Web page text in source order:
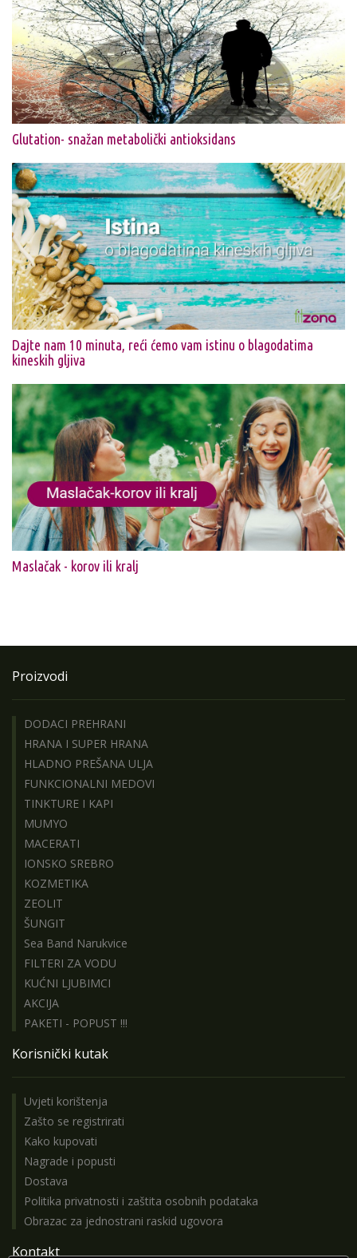
Glutation- snažan metabolički antioksidans
Dajte nam 10 minuta, reći ćemo vam istinu o blagodatima
kineskih gljiva
Maslačak - korov ili kralj
Proizvodi
DODACI PREHRANI
HRANA I SUPER HRANA
HLADNO PREŠANA ULJA
FUNKCIONALNI MEDOVI
TINKTURE I KAPI
MUMYO
MACERATI
IONSKO SREBRO
KOZMETIKA
ZEOLIT
ŠUNGIT
Sea Band Narukvice
FILTERI ZA VODU
KUĆNI LJUBIMCI
AKCIJA
PAKETI - POPUST !!!
Korisnički kutak
Uvjeti korištenja
Zašto se registrirati
Kako kupovati
Nagrade i popusti
Dostava
Politika privatnosti i zaštita osobnih podataka
Obrazac za jednostrani raskid ugovora
Kontakt